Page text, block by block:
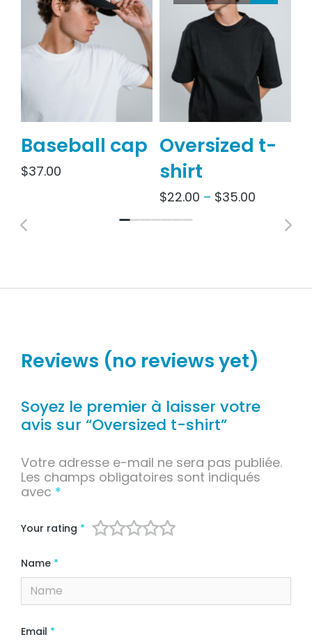
Baseball cap
$37.00
Oversized t-
shirt
$22.00 – $35.00
Reviews (no reviews yet)
Soyez le premier à laisser votre
avis sur “Oversized t-shirt”
Votre adresse e-mail ne sera pas publiée.
Les champs obligatoires sont indiqués
avec *
Your rating *
Name *
Email *